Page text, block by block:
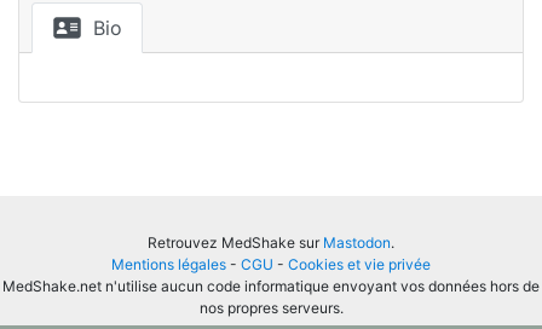
Bio
Retrouvez MedShake sur Mastodon.
Mentions légales - CGU - Cookies et vie privée
MedShake.net n'utilise aucun code informatique envoyant vos données hors de
nos propres serveurs.